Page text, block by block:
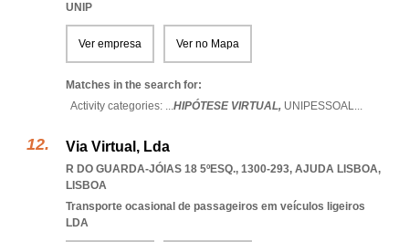
UNIP
Ver empresa Ver no Mapa
Matches in the search for:
Activity categories: ...HIPÓTESE VIRTUAL, UNIPESSOAL...
Via Virtual, Lda
R DO GUARDA-JÓIAS 18 5ºESQ., 1300-293, AJUDA LISBOA,
LISBOA
Transporte ocasional de passageiros em veículos ligeiros
LDA